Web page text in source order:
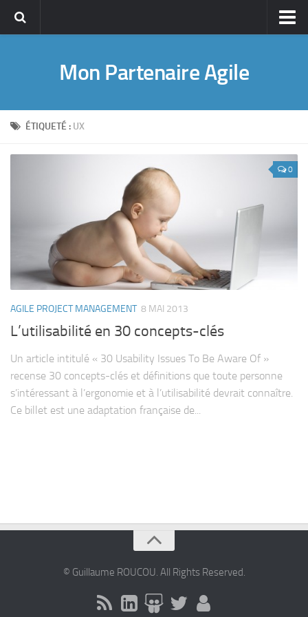
Pourquoi ce blog ?
Lean Management
Management & Leadership
Conseil & Coaching
Publications
Mon Partenaire Agile
ÉTIQUETÉ : UX
0
AGILE PROJECT MANAGEMENT 8 MAI 2013
L’utilisabilité en 30 concepts-clés
Un article intitulé « 30 Usability Issues To Be Aware Of »
recense 30 concepts-clés et définitions que toute personne
s’intéressant à l’ergonomie et à l’utilisabilité devrait connaître.
Ce billet est une adaptation française de...
© Guillaume ROUCOU. All Rights Reserved.